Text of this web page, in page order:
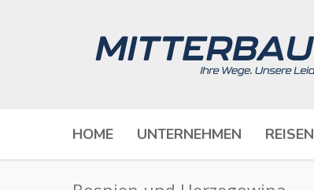
HOME UNTERNEHMEN REISEN